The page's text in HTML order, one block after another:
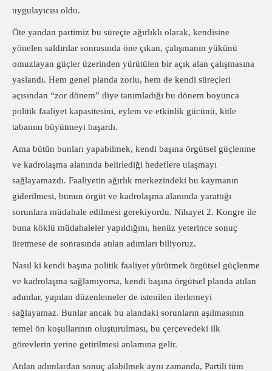
uygulayıcısı oldu.
Öte yandan partimiz bu süreçte ağırlıklı olarak, kendisine
yönelen saldırılar sonrasında öne çıkan, çalışmanın yükünü
omuzlayan güçler üzerinden yürütülen bir açık alan çalışmasına
yaslandı. Hem genel planda zorlu, hem de kendi süreçleri
açısından “zor dönem” diye tanımladığı bu dönem boyunca
politik faaliyet kapasitesini, eylem ve etkinlik gücünü, kitle
tabanını büyütmeyi başardı.
Ama bütün bunları yapabilmek, kendi başına örgütsel güçlenme
ve kadrolaşma alanında belirlediği hedeflere ulaşmayı
sağlayamazdı. Faaliyetin ağırlık merkezindeki bu kaymanın
giderilmesi, bunun örgüt ve kadrolaşma alanında yarattığı
sorunlara müdahale edilmesi gerekiyordu. Nihayet 2. Kongre ile
buna köklü müdahaleler yapıldığını, henüz yeterince sonuç
üretmese de sonrasında atılan adımları biliyoruz.
Nasıl ki kendi başına politik faaliyet yürütmek örgütsel güçlenme
ve kadrolaşma sağlamıyorsa, kendi başına örgütsel planda atılan
adımlar, yapılan düzenlemeler de istenilen ilerlemeyi
sağlayamaz. Bunlar ancak bu alandaki sorunların aşılmasının
temel ön koşullarının oluşturulması, bu çerçevedeki ilk
görevlerin yerine getirilmesi anlamına gelir.
Atılan adımlardan sonuç alabilmek aynı zamanda, Partili tüm